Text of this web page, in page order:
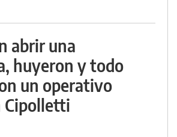
abrir una
huyeron y todo
un operativo
Cipolletti